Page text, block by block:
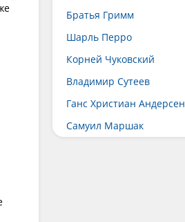
Братья Гримм
Шарль Перро
Корней Чуковский
Владимир Сутеев
Ганс Христиан Андерсен
Самуил Маршак